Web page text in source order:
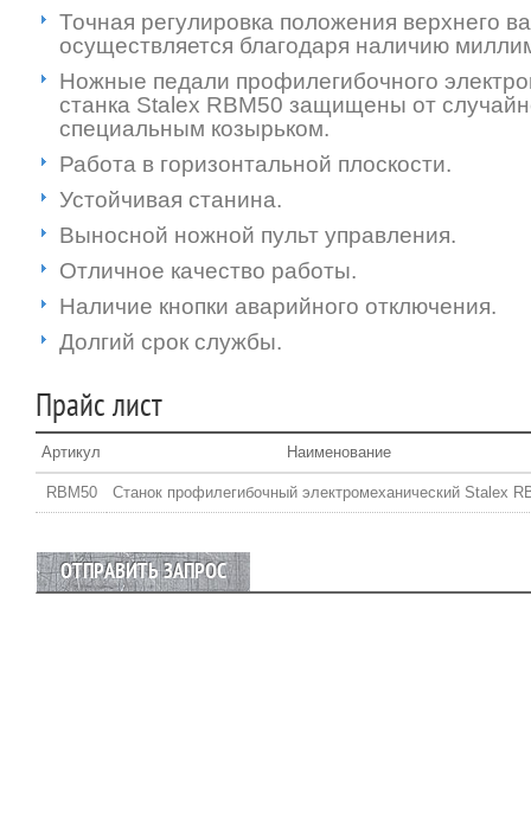
Точная регулировка положения верхнего
осуществляется благодаря наличию
Ножные педали профилегибочного
станка Stalex RBM50 защищены от
специальным козырьком.
Работа в горизонтальной плоскости.
Устойчивая станина.
Выносной ножной пульт управления.
Отличное качество работы.
Наличие кнопки аварийного отключения.
Долгий срок службы.
Прайс лист
Артикул Наименование
RBM50 Станок профилегибочный электромеханический Stalex
ОТПРАВИТЬ ЗАПРОС